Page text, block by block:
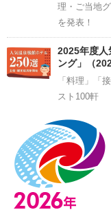
理・ご当地
を発表！
2025年度人
ング」（
「料理」「
スト100軒